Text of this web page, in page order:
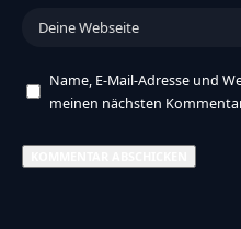
Name, E-Mail-Adresse und
meinen nächsten